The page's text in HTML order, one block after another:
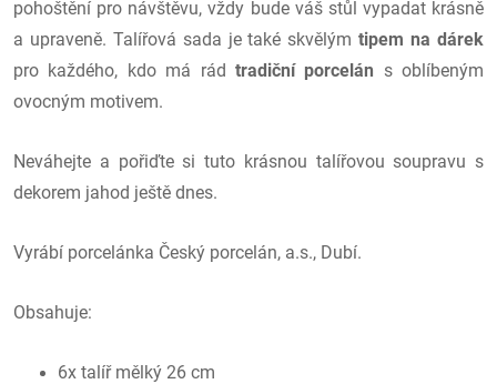
pohoštění pro návštěvu, vždy bude váš stůl vypadat krásně
a upraveně. Talířová sada je také skvělýmtipem na dárek
pro každého, kdo má rád tradiční porcelán s oblíbeným
ovocným motivem.
Neváhejte a pořiďte si tuto krásnou talířovou soupravu s
dekorem jahod ještě dnes.
Vyrábí porcelánka Český porcelán, a.s., Dubí.
Obsahuje:
6x talíř mělký 26 cm